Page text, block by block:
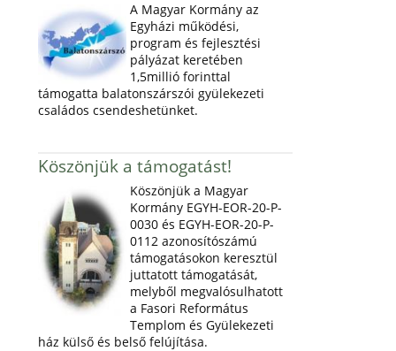
A Magyar Kormány az
Egyházi működési,
program és fejlesztési
pályázat keretében
1,5millió forinttal
támogatta balatonszárszói gyülekezeti
családos csendeshetünket.
Köszönjük a támogatást!
Köszönjük a Magyar
Kormány EGYH-EOR-20-P-
0030 és EGYH-EOR-20-P-
0112 azonosítószámú
támogatásokon keresztül
juttatott támogatását,
melyből megvalósulhatott
a Fasori Református
Templom és Gyülekezeti
ház külső és belső felújítása.